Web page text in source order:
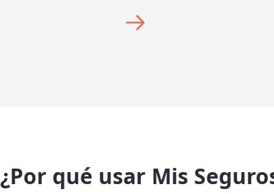
¿Por qué usar Mis